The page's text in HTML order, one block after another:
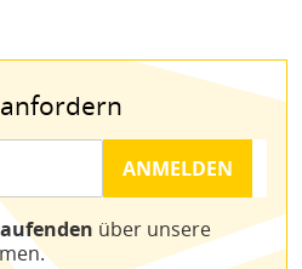
anfordern
über unsere